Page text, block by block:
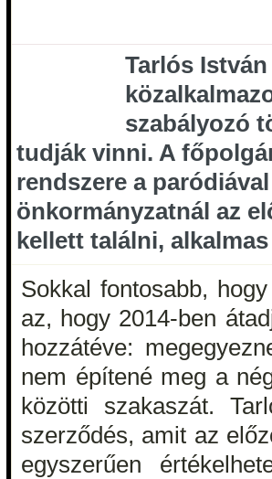
Tarlós
szabályozó
tudják vinni. A
rendszere a
önkormányzatnál az
kellett találni,
Sokkal fontosabb,
az, hogy 2014-ben
hozzátéve:
nem építené meg a
közötti szakaszát.
szerződés, amit az
egyszerűen